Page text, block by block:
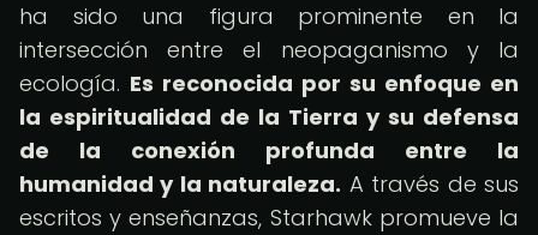
ha sido una figura prominente en la
intersección entre el neopaganismo y la
ecología. Es reconocida por su enfoque en
la espiritualidad de la Tierra y su defensa
de la conexión profunda entre la
humanidad y la naturaleza. A través de sus
escritos y enseñanzas, Starhawk promueve la